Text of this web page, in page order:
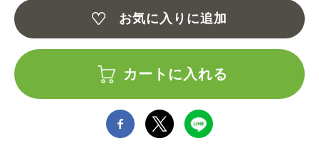
お気に入りに追加
カートに入れる